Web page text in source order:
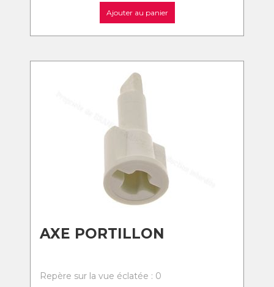
Ajouter au panier
AXE PORTILLON
Repère sur la vue éclatée : 0